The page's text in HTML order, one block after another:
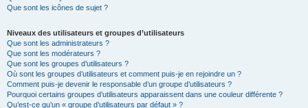
Que sont les icônes de sujet ?
Niveaux des utilisateurs et groupes d’utilisateurs
Que sont les administrateurs ?
Que sont les modérateurs ?
Que sont les groupes d’utilisateurs ?
Où sont les groupes d’utilisateurs et comment puis-je en rejoindre un ?
Comment puis-je devenir le responsable d’un groupe d’utilisateurs ?
Pourquoi certains groupes d’utilisateurs apparaissent dans une couleur différente ?
Qu’est-ce qu’un « groupe d’utilisateurs par défaut » ?